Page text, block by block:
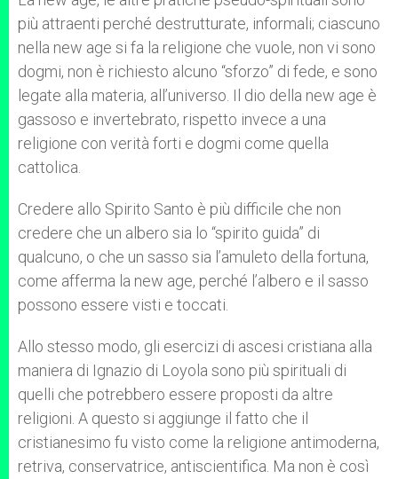
più attraenti perché destrutturate, informali; ciascuno
nella new age si fa la religione che vuole, non vi sono
dogmi, non è richiesto alcuno “sforzo” di fede, e sono
legate alla materia, all’universo. Il dio della new age è
gassoso e invertebrato, rispetto invece a una
religione con verità forti e dogmi come quella
cattolica.
Credere allo Spirito Santo è più difficile che non
credere che un albero sia lo “spirito guida” di
qualcuno, o che un sasso sia l’amuleto della fortuna,
come afferma la new age, perché l’albero e il sasso
possono essere visti e toccati.
Allo stesso modo, gli esercizi di ascesi cristiana alla
maniera di Ignazio di Loyola sono più spirituali di
quelli che potrebbero essere proposti da altre
religioni. A questo si aggiunge il fatto che il
cristianesimo fu visto come la religione antimoderna,
retriva, conservatrice, antiscientifica. Ma non è così